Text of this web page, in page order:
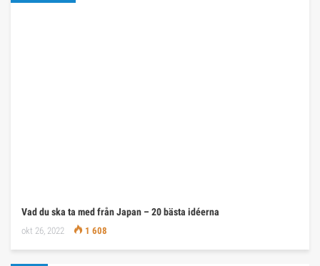
Vad du ska ta med från Japan – 20 bästa idéerna
okt 26, 2022 1 608